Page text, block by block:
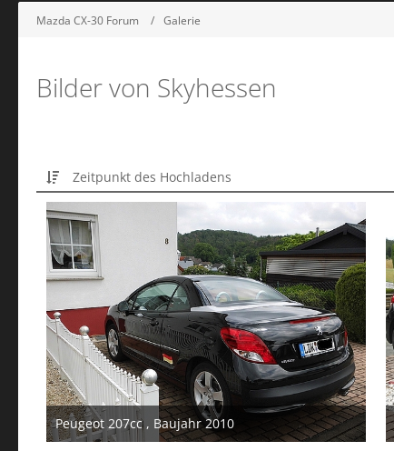
Mazda CX-30 Forum Galerie
Bilder von Skyhessen
Zeitpunkt des Hochladens
Peugeot 207cc , Baujahr 2010
17. April 2026